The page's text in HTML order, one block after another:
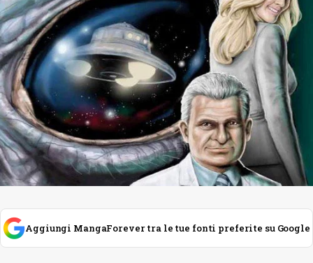
Aggiungi MangaForever tra le tue fonti preferite su Google